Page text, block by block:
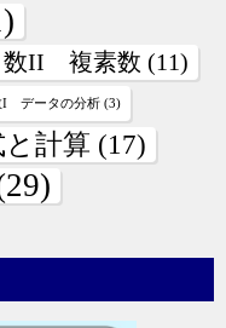
数II 複素数 (11)
I データの分析 (3)
計算 (17)